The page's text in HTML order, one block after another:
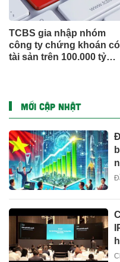
TCBS gia nhập nhóm
công ty chứng khoán có
tài sản trên 100.000 tỷ
MỚI CẬP NHẬT